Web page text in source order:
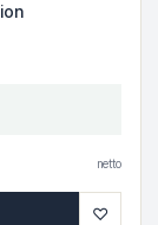
netto
♡